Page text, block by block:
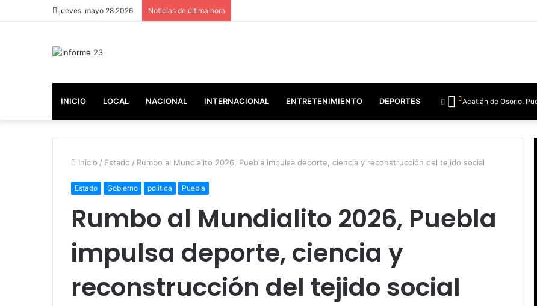
jueves, mayo 28 2026 Noticias de última hora
INICIO LOCAL NACIONAL INTERNACIONAL ENTRETENIMIENTO DEPORTES Acatlán de Osorio,
Inicio / Estado / Rumbo al Mundialito 2026, Puebla impulsa deporte, ciencia y reconstrucción del tejido social
Estado Gobierno politica Puebla
Rumbo al Mundialito 2026, Puebla
impulsa deporte, ciencia y
reconstrucción del tejido social